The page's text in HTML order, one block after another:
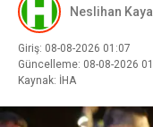
Neslihan Kaya
Giriş: 08-08-2026 01:07
Güncelleme: 08-08-2026
Kaynak: İHA